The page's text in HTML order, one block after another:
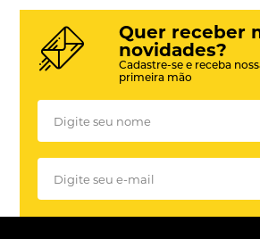
Quer receber
novidades?
Cadastre-se e receba
primeira mão